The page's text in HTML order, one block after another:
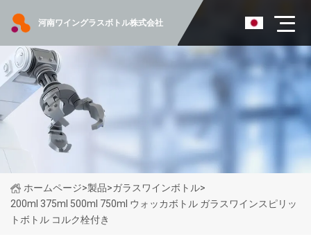
河南ワイングラスボトル株式会社
ホームページ>製品>ガラスワインボトル>
200ml 375ml 500ml 750ml ウォッカボトル ガラスワインスピリッ
トボトル コルク栓付き